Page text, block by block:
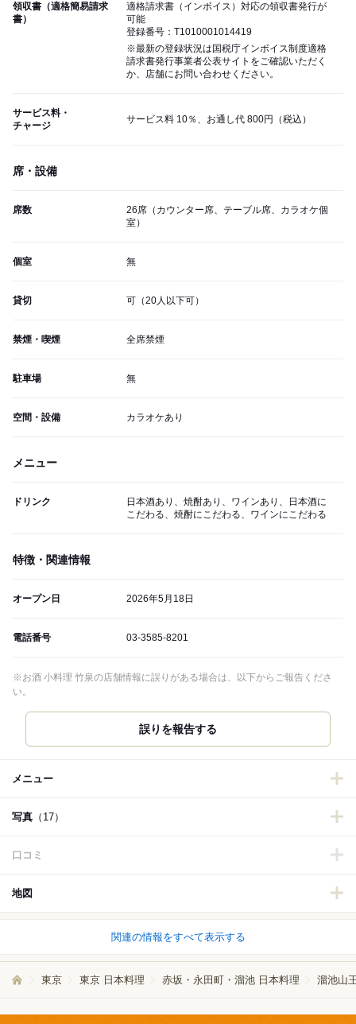
領収書（適格簡易請求
書）
適格請求書（インボイス）対応の領収書発行が
可能
登録番号：T1010001014419
※最新の登録状況は国税庁インボイス制度適格
請求書発行事業者公表サイトをご確認いただく
か、店舗にお問い合わせください。
サービス料・
チャージ
サービス料 10％、お通し代 800円（税込）
席・設備
席数
26席（カウンター席、テーブル席、カラオケ個
室）
個室 無
貸切 可（20人以下可）
禁煙・喫煙 全席禁煙
駐車場 無
空間・設備 カラオケあり
メニュー
ドリンク
日本酒あり、焼酎あり、ワインあり、日本酒に
こだわる、焼酎にこだわる、ワインにこだわる
特徴・関連情報
オープン日 2026年5月18日
電話番号 03-3585-8201
※お酒 小料理 竹泉の店舗情報に誤りがある場合は、以下からご報告くださ
い。
誤りを報告する
メニュー
写真 （17）
口コミ
地図
関連の情報をすべて表示する
東京 東京 日本料理 赤坂・永田町・溜池 日本料理 溜池山